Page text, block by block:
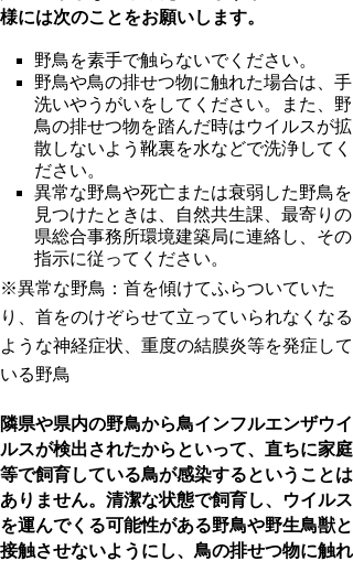
様には次のことをお願いします。
野鳥を素手で触らないでください。
野鳥や鳥の排せつ物に触れた場合は、手
洗いやうがいをしてください。また、野
鳥の排せつ物を踏んだ時はウイルスが拡
散しないよう靴裏を水などで洗浄してく
ださい。
異常な野鳥や死亡または衰弱した野鳥を
見つけたときは、自然共生課、最寄りの
県総合事務所環境建築局に連絡し、その
指示に従ってください。
※異常な野鳥：首を傾けてふらついていた
り、首をのけぞらせて立っていられなくなる
ような神経症状、重度の結膜炎等を発症して
いる野鳥
隣県や県内の野鳥から鳥インフルエンザウイ
ルスが検出されたからといって、直ちに家庭
等で飼育している鳥が感染するということは
ありません。清潔な状態で飼育し、ウイルス
を運んでくる可能性がある野鳥や野生鳥獣と
接触させないようにし、鳥の排せつ物に触れ